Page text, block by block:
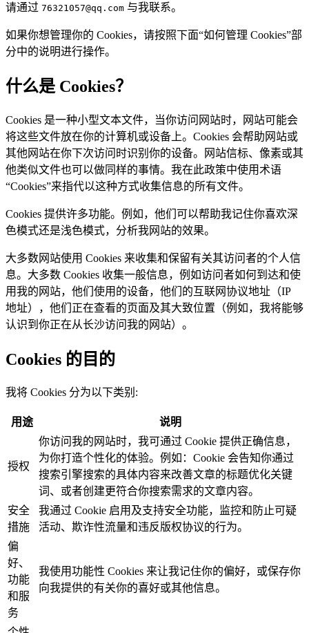
请通过 76321057@qq.com 与我联系。
如果你想管理你的 Cookies，请按照下面“如何管理 Cookies”部
分中的说明进行操作。
什么是 Cookies？
Cookies 是一种小型文本文件，当你访问网站时，网站可能会
将这些文件放在你的计算机或设备上。Cookies 会帮助网站或
其他网站在你下次访问时识别你的设备。网站信标、像素或其
他类似文件也可以做同样的事情。我在此政策中使用术语
“Cookies”来指代以这种方式收集信息的所有文件。
Cookies 提供许多功能。例如，他们可以帮助我记住你喜欢深
色模式还是浅色模式，分析我网站的效果。
大多数网站使用 Cookies 来收集和保留有关其访问者的个人信
息。大多数 Cookies 收集一般信息，例如访问者如何到达和使
用我的网站，他们使用的设备，他们的互联网协议地址（IP
地址），他们正在查看的页面及其大致位置（例如，我将能够
认识到你正在从长沙访问我的网站）。
Cookies 的目的
我将 Cookies 分为以下类别:
用途 说明
授权
你访问我的网站时，我可通过 Cookie 提供正确信息，
为你打造个性化的体验。例如：Cookie 会告知你通过
搜索引擎搜索的具体内容来改善文章的标题优化关键
词、或者创建更符合你搜索需求的文章内容。
安全
措施
我通过 Cookie 启用及支持安全功能，监控和防止可疑
活动、欺诈性流量和违反版权协议的行为。
偏
好、
功能
和服
务
我使用功能性 Cookies 来让我记住你的偏好，或保存你
向我提供的有关你的喜好或其他信息。